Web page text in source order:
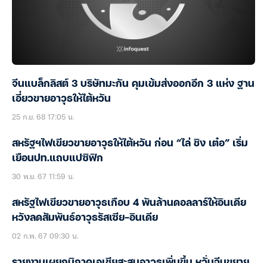
จีนแบล็กลิสต์ 3 บริษัทมะกัน คุมเข้มส่งออกอีก 3 แห่ง ฐาน
เอี่ยวขายอาวุธให้ไต้หวัน
25 ก.ย. 68 17:05 น.
สหรัฐฯไฟเขียวขายอาวุธให้ไต้หวัน ก่อน “ไล่ ชิง เต๋อ” เริ่ม
เยือนปท.แถบแปซิฟิก
30 พ.ย. 67 11:59 น.
สหรัฐไฟเขียวขายอาวุธเกือบ 4 พันล้านดอลลาร์ให้อินเดีย
หวังลดสัมพันธ์อาวุธรัสเซีย-อินเดีย
02 ก.พ. 67 09:30 น.